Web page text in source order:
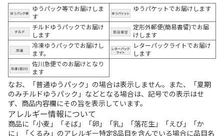
ゆうパック等でお届けしま
す
ゆうパケットでお届けします
チルドゆうパックでお届け
します
定形外郵便(簡易書留)でお届
けします
冷凍ゆうパックでお届けし
ます。
レターパックライトでお届け
します
佐川急便でのお届けとなり
ます
なお、「普通ゆうパック」の場合は表示しません。また、「夏期
のみチルドゆうパック」などとなる場合は、記号での表示はせ
ず、商品内容欄にその旨を表示しています。
アレルギー情報について
商品に「小麦」「そば」「卵」「乳」「落花生」「えび」「か
に」「くるみ」のアレルギー特定8品目を含んでいる場合に品目名